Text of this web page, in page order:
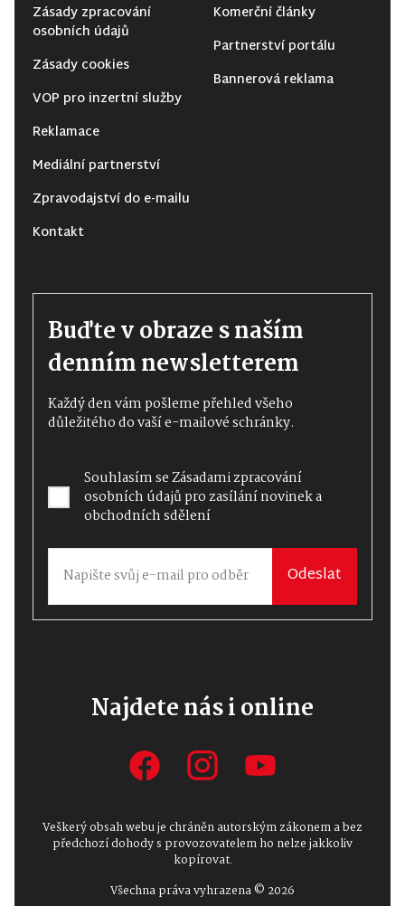
Zásady zpracování
osobních údajů
Zásady cookies
VOP pro inzertní služby
Reklamace
Mediální partnerství
Zpravodajství do e-mailu
Kontakt
Komerční články
Partnerství portálu
Bannerová reklama
Buďte v obraze s naším
denním newsletterem
Každý den vám pošleme přehled všeho
důležitého do vaší e-mailové schránky.
Souhlasím seZásadami zpracování
osobních údajůpro zasílání novinek a
obchodních sdělení
Odeslat
Najdete nás i online
Veškerý obsah webu je chráněn autorským zákonem a bez
předchozí dohody s provozovatelem ho nelze jakkoliv
kopírovat.
Všechna práva vyhrazena © 2026